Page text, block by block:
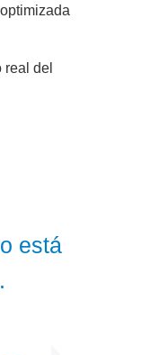
real del
está